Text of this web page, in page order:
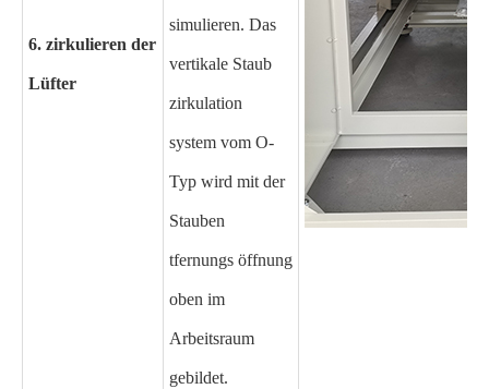
6. zirkulieren der
Lüfter
simulieren. Das
vertikale Staub
zirkulation
system vom O-
Typ wird mit der
Stauben
tfernungs öffnung
oben im
Arbeitsraum
gebildet.